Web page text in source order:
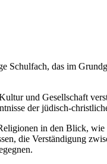
Schulfach, das im
und Gesellschaft
der jüdisch-
in den Blick,
die Verständigung